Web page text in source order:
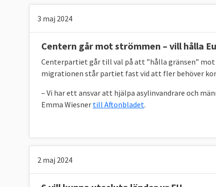
Läs mer
3 maj 2024
Centern går mot strömmen – vill hålla
Centerpartiet går till val på att ”hålla gränsen”
migrationen står partiet fast vid att fler behöver
– Vi har ett ansvar att hjälpa asylinvandrare och
Emma Wiesner till Aftonbladet.
2 maj 2024